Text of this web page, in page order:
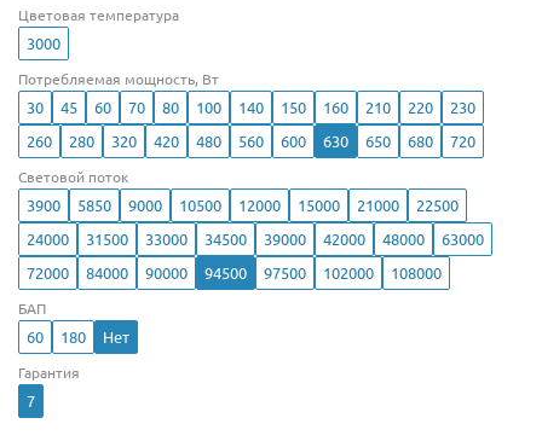
Цветовая температура
3000
Потребляемая мощность, Вт
30 45 60 70 80 100 140 150 160 210 220
230
260
280 320 420 480 560 600 630 650 680 720
Световой поток
3900 5850 9000 10500 12000 15000 21000
22500
24000
31500 33000 34500 39000 42000 48000
63000
72000
84000 90000 94500 97500 102000 108000
БАП
60 180 Нет
Гарантия
7